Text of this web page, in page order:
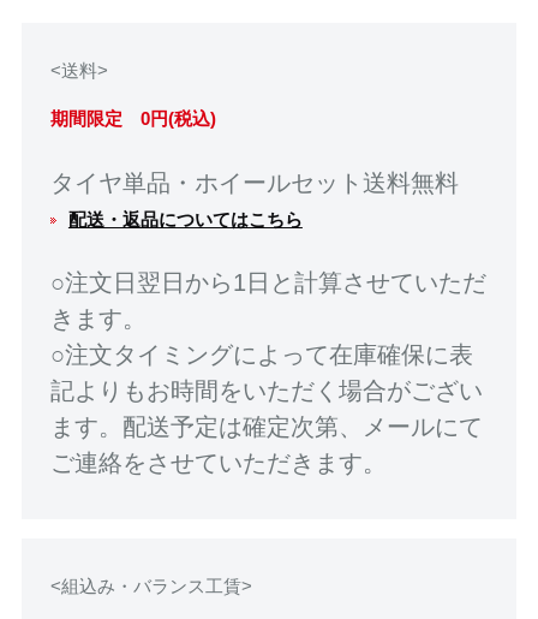
<送料>
期間限定 0円(税込)
タイヤ単品・ホイールセット送料無料
配送・返品についてはこちら
○注文日翌日から1日と計算させていただ
きます。
○注文タイミングによって在庫確保に表
記よりもお時間をいただく場合がござい
ます。配送予定は確定次第、メールにて
ご連絡をさせていただきます。
<組込み・バランス工賃>